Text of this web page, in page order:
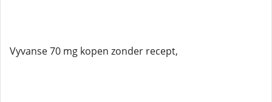
Vyvanse 70 mg kopen zonder recept,